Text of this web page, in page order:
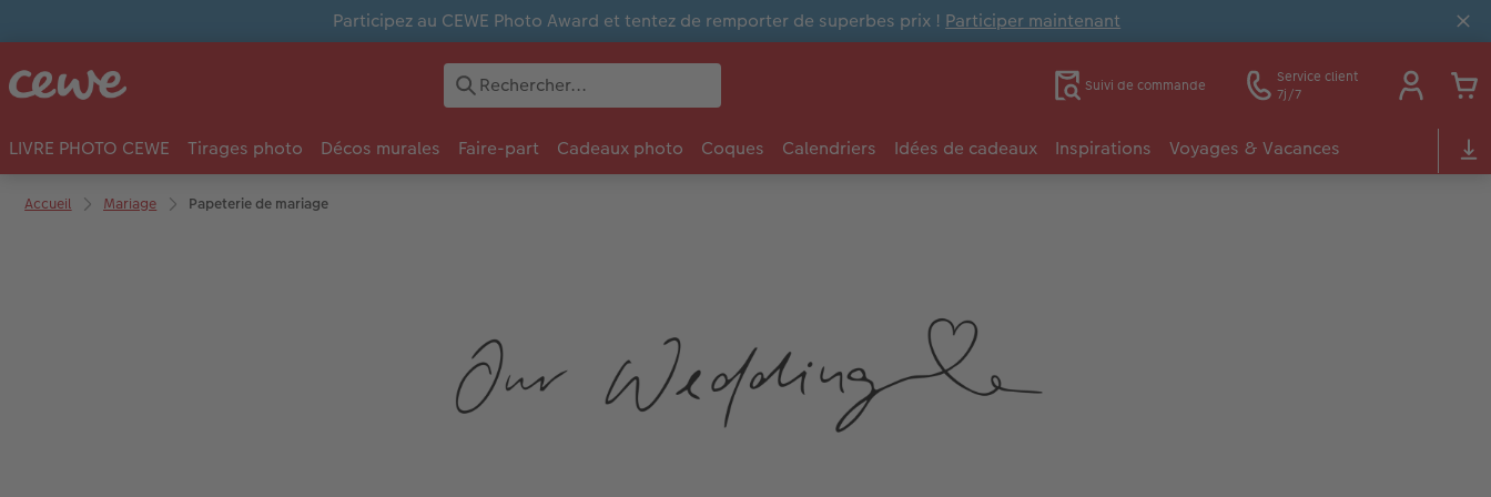
Participez au CEWE Photo Award et tentez de remporter de superbes prix ! Participer maintenant
Suivi de commande
Service client
7j/7
LIVRE PHOTO CEWE Tirages photo Décos murales Faire-part Cadeaux photo Coques Calendriers Idées de cadeaux Inspirations Voyages & Vacances
Accueil Mariage Papeterie de mariage